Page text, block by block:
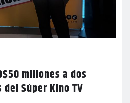
millones a dos
Súper Kino TV